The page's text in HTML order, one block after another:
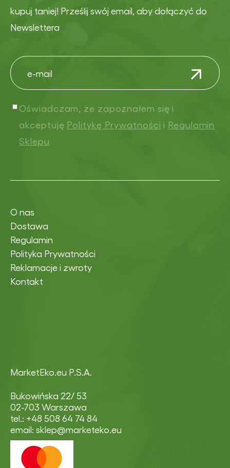
kupuj taniej! Prześlij swój email, aby dołączyć do
Newslettera
Oświadczam, że zapoznałem się i
akceptuję Politykę Prywatności i Regulamin
Sklepu
MarketEko.eu P.S.A.
Bukowińska 22/ 53
02-703 Warszawa
tel.: +48 508 64 74 84
email: sklep@marketeko.eu
O nas
Dostawa
Regulamin
Polityka Prywatności
Reklamacje i zwroty
Kontakt